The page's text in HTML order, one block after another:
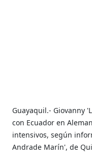
Guayaquil.- Giovanny
con Ecuador en
intensivos, según
Andrade Marín', de